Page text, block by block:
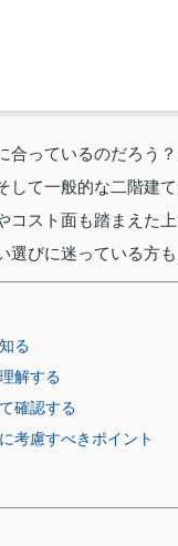
合っているのだろ
して一般的な二階建
コスト面も踏まえた
選びに迷っている方
る
解する
確認する
考慮すべきポイント